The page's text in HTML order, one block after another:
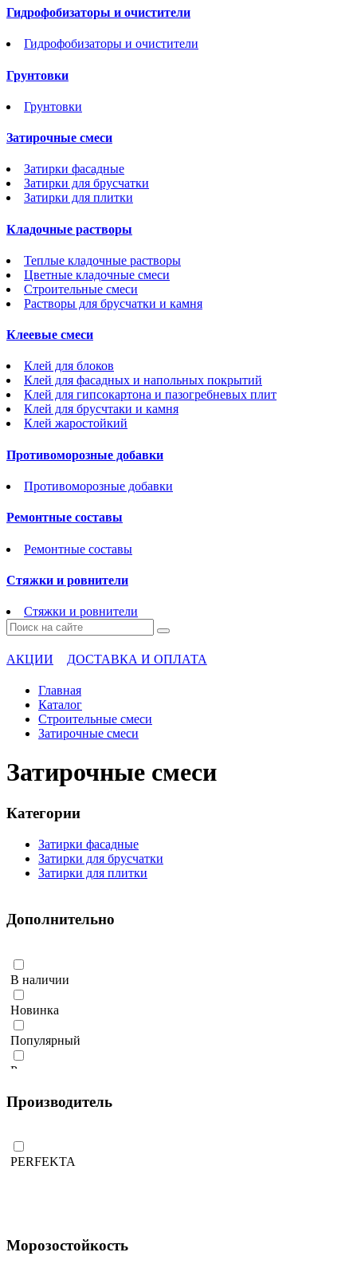
Гидрофобизаторы и очистители
Гидрофобизаторы и очистители
Грунтовки
Грунтовки
Затирочные смеси
Затирки фасадные
Затирки для брусчатки
Затирки для плитки
Кладочные растворы
Теплые кладочные растворы
Цветные кладочные смеси
Строительные смеси
Растворы для брусчатки и камня
Клеевые смеси
Клей для блоков
Клей для фасадных и напольных покрытий
Клей для гипсокартона и пазогребневых плит
Клей для брусчтаки и камня
Клей жаростойкий
Противоморозные добавки
Противоморозные добавки
Ремонтные составы
Ремонтные составы
Стяжки и ровнители
Стяжки и ровнители
АКЦИИ ДОСТАВКА И ОПЛАТА
Главная
Каталог
Строительные смеси
Затирочные смеси
Затирочные смеси
Категории
Затирки фасадные
Затирки для брусчатки
Затирки для плитки
Дополнительно
В наличии
Новинка
Популярный
Рекомендуем
Количество ограничено
Производитель
PERFEKTA
Морозостойкость